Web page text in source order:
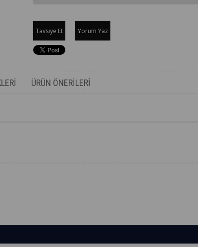
Tavsiye Et Yorum Yaz
ÜRÜN ÖNERILERI